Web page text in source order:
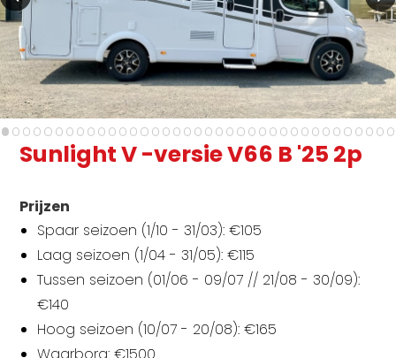
Sunlight V -versie V66 B '25 2p
Prijzen
Spaar seizoen (1/10 - 31/03): €105
Laag seizoen (1/04 - 31/05): €115
Tussen seizoen (01/06 - 09/07 // 21/08 - 30/09):
€140
Hoog seizoen (10/07 - 20/08): €165
Waarborg: €1500